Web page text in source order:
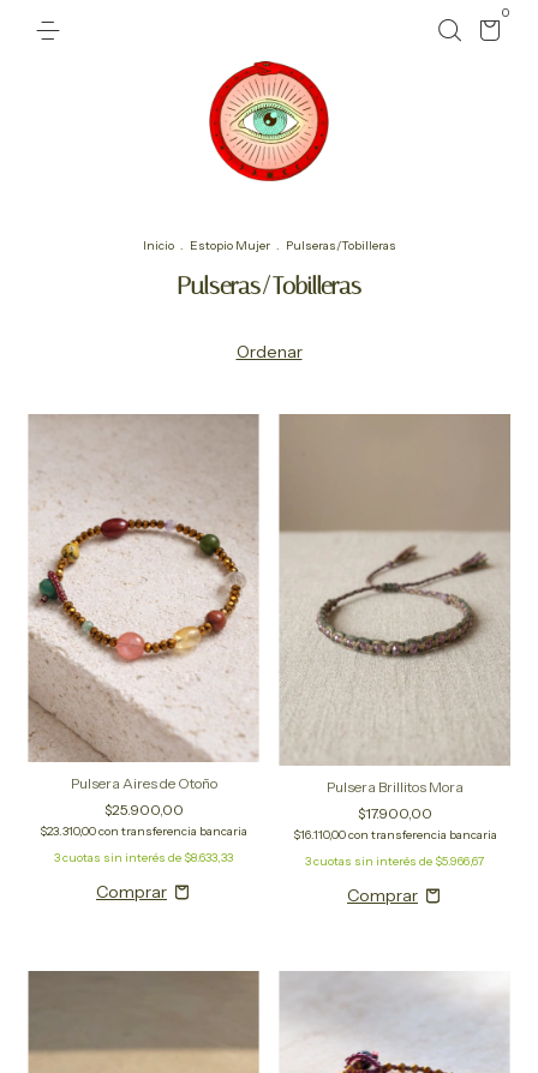
0
Inicio . Estopio Mujer . Pulseras/Tobilleras
Pulseras/Tobilleras
Ordenar
Pulsera Aires de Otoño
$25.900,00
$23.310,00con transferencia bancaria
3cuotas sin interés de $8.633,33
Pulsera Brillitos Mora
$17.900,00
$16.110,00con transferencia bancaria
3cuotas sin interés de $5.966,67